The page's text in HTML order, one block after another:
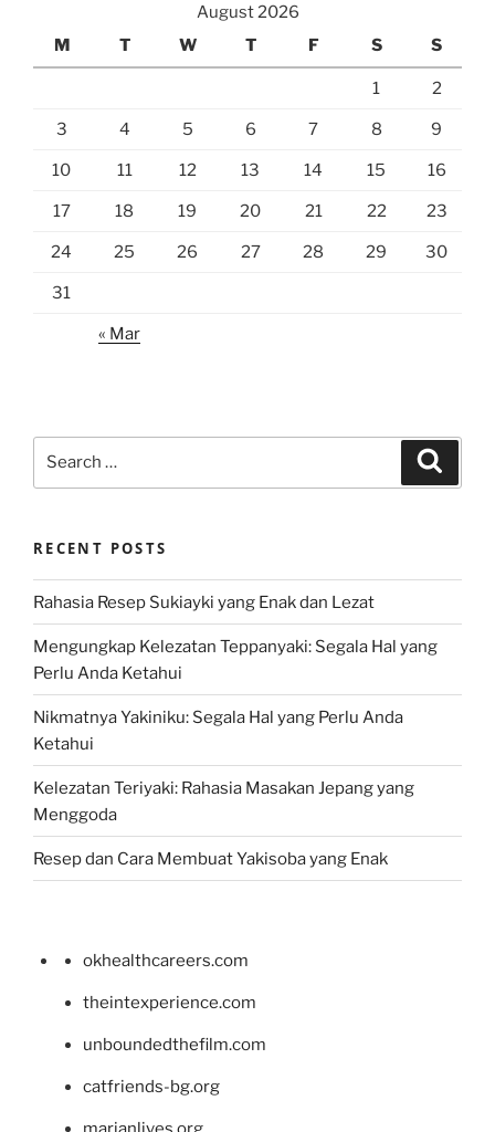
August 2026
M
T W T F S S
1 2
3 4 5 6 7 8 9
10 11 12 13 14 15 16
17 18 19 20 21 22 23
24 25 26 27 28 29 30
31
« Mar
RECENT POSTS
Rahasia Resep Sukiayki yang Enak dan Lezat
Mengungkap Kelezatan Teppanyaki: Segala Hal yang
Perlu Anda Ketahui
Nikmatnya Yakiniku: Segala Hal yang Perlu Anda
Ketahui
Kelezatan Teriyaki: Rahasia Masakan Jepang yang
Menggoda
Resep dan Cara Membuat Yakisoba yang Enak
okhealthcareers.com
theintexperience.com
unboundedthefilm.com
catfriends-bg.org